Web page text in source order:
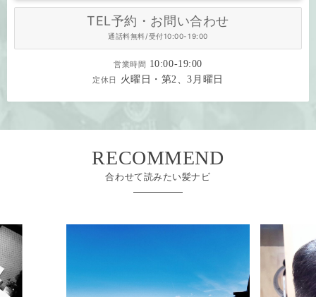
TEL予約・お問い合わせ
通話料無料/受付10:00-19:00
営業時間 10:00-19:00
定休日 火曜日・第2、3月曜日
RECOMMEND
合わせて読みたい髪ナビ